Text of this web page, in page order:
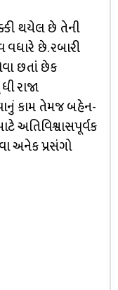
થયેલ છે તેની
વધારે છે. રબારી
છતાં છેક
રાજા
કામ તેમજ બહેન-
અતિવિશ્વાસપૂર્વક
અનેક પ્રસંગો